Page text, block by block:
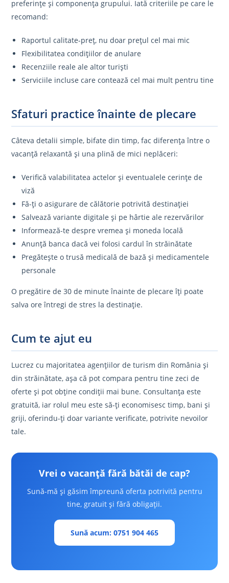
preferințe și componența grupului. Iată criteriile pe care le
recomand:
Raportul calitate-preț, nu doar prețul cel mai mic
Flexibilitatea condițiilor de anulare
Recenziile reale ale altor turiști
Serviciile incluse care contează cel mai mult pentru tine
Sfaturi practice înainte de plecare
Câteva detalii simple, bifate din timp, fac diferența între o
vacanță relaxantă și una plină de mici neplăceri:
Verifică valabilitatea actelor și eventualele cerințe de
viză
Fă-ți o asigurare de călătorie potrivită destinației
Salvează variante digitale și pe hârtie ale rezervărilor
Informează-te despre vremea și moneda locală
Anunță banca dacă vei folosi cardul în străinătate
Pregătește o trusă medicală de bază și medicamentele
personale
O pregătire de 30 de minute înainte de plecare îți poate
salva ore întregi de stres la destinație.
Cum te ajut eu
Lucrez cu majoritatea agențiilor de turism din România și
din străinătate, așa că pot compara pentru tine zeci de
oferte și pot obține condiții mai bune. Consultanța este
gratuită, iar rolul meu este să-ți economisesc timp, bani și
griji, oferindu-ți doar variante verificate, potrivite nevoilor
tale.
Vrei o vacanță fără bătăi de cap?
Sună-mă și găsim împreună oferta potrivită pentru
tine, gratuit și fără obligații.
Sună acum: 0751 904 465